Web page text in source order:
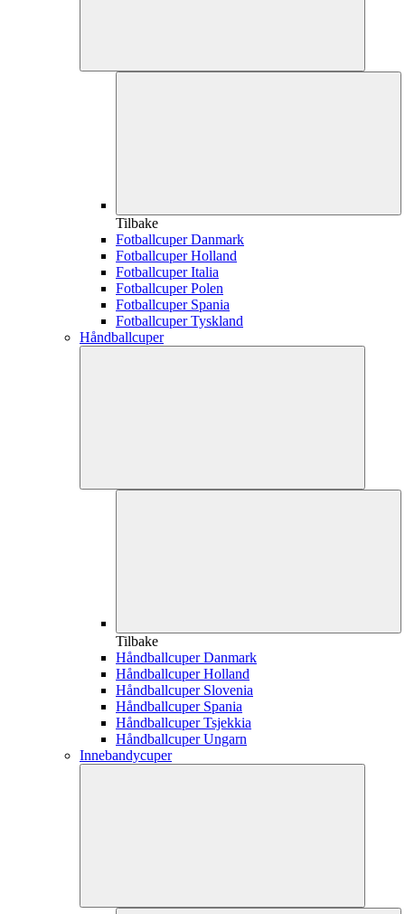
Tilbake
Fotballcuper Danmark
Fotballcuper Holland
Fotballcuper Italia
Fotballcuper Polen
Fotballcuper Spania
Fotballcuper Tyskland
Håndballcuper
Tilbake
Håndballcuper Danmark
Håndballcuper Holland
Håndballcuper Slovenia
Håndballcuper Spania
Håndballcuper Tsjekkia
Håndballcuper Ungarn
Innebandycuper